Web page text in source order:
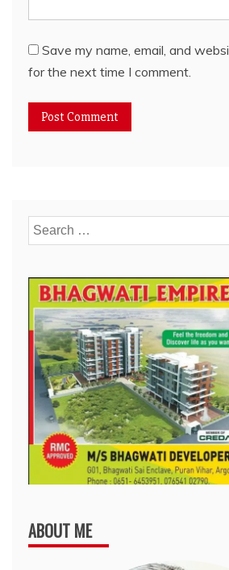
Save my name, email, and
for the next time I comment.
Search
for:
ABOUT ME